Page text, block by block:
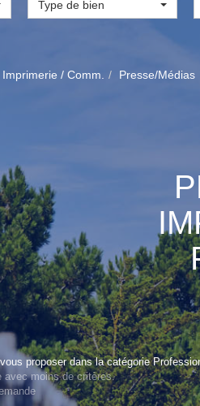
Type de bien
Imprimerie / Comm. Presse/Médias
proposer dans la catégorie
avec moins de critères.